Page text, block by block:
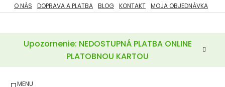
Prejsť
na
Upozornenie: NEDOSTUPNÁ PLATBA ONLINE
PLATOBNOU KARTOU
O NÁS DOPRAVA A PLATBA BLOG KONTAKT MOJA OBJEDNÁVKA
ZĽAVY
POTREBY
A